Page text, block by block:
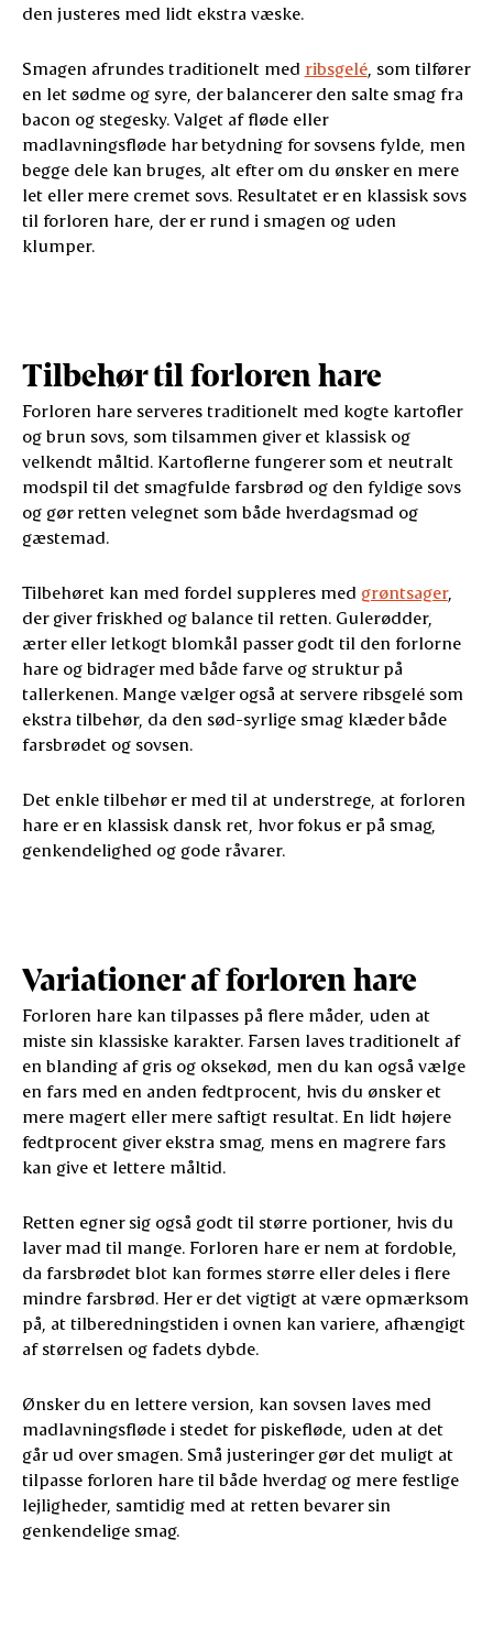
den justeres med lidt ekstra væske.
Smagen afrundes traditionelt med ribsgelé, som tilfører
en let sødme og syre, der balancerer den salte smag fra
bacon og stegesky. Valget af fløde eller
madlavningsfløde har betydning for sovsens fylde, men
begge dele kan bruges, alt efter om du ønsker en mere
let eller mere cremet sovs. Resultatet er en klassisk sovs
til forloren hare, der er rund i smagen og uden
klumper.
Tilbehør til forloren hare
Forloren hare serveres traditionelt med kogte kartofler
og brun sovs, som tilsammen giver et klassisk og
velkendt måltid. Kartoflerne fungerer som et neutralt
modspil til det smagfulde farsbrød og den fyldige sovs
og gør retten velegnet som både hverdagsmad og
gæstemad.
Tilbehøret kan med fordel suppleres med grøntsager,
der giver friskhed og balance til retten. Gulerødder,
ærter eller letkogt blomkål passer godt til den forlorne
hare og bidrager med både farve og struktur på
tallerkenen. Mange vælger også at servere ribsgelé som
ekstra tilbehør, da den sød-syrlige smag klæder både
farsbrødet og sovsen.
Det enkle tilbehør er med til at understrege, at forloren
hare er en klassisk dansk ret, hvor fokus er på smag,
genkendelighed og gode råvarer.
Variationer af forloren hare
Forloren hare kan tilpasses på flere måder, uden at
miste sin klassiske karakter. Farsen laves traditionelt af
en blanding af gris og oksekød, men du kan også vælge
en fars med en anden fedtprocent, hvis du ønsker et
mere magert eller mere saftigt resultat. En lidt højere
fedtprocent giver ekstra smag, mens en magrere fars
kan give et lettere måltid.
Retten egner sig også godt til større portioner, hvis du
laver mad til mange. Forloren hare er nem at fordoble,
da farsbrødet blot kan formes større eller deles i flere
mindre farsbrød. Her er det vigtigt at være opmærksom
på, at tilberedningstiden i ovnen kan variere, afhængigt
af størrelsen og fadets dybde.
Ønsker du en lettere version, kan sovsen laves med
madlavningsfløde i stedet for piskefløde, uden at det
går ud over smagen. Små justeringer gør det muligt at
tilpasse forloren hare til både hverdag og mere festlige
lejligheder, samtidig med at retten bevarer sin
genkendelige smag.